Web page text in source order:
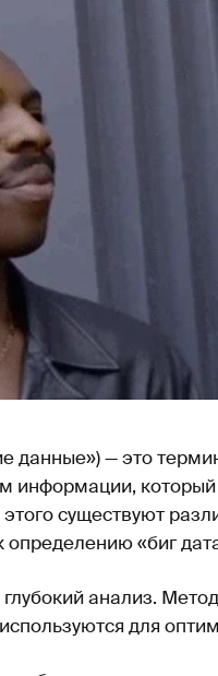
данные») — это
информации,
существуют
определению «биг
анализ.
для